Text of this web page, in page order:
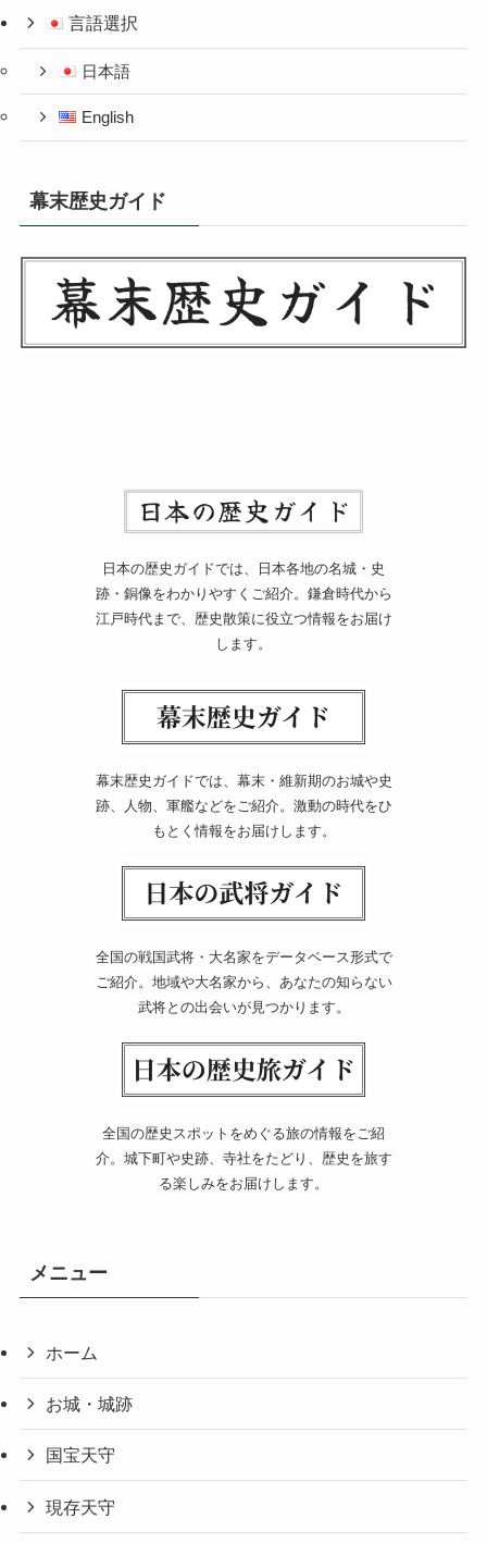
言語選択
日本語
English
幕末歴史ガイド
日本の歴史ガイドでは、日本各地の名城・史
跡・銅像をわかりやすくご紹介。鎌倉時代から
江戸時代まで、歴史散策に役立つ情報をお届け
します。
幕末歴史ガイドでは、幕末・維新期のお城や史
跡、人物、軍艦などをご紹介。激動の時代をひ
もとく情報をお届けします。
全国の戦国武将・大名家をデータベース形式で
ご紹介。地域や大名家から、あなたの知らない
武将との出会いが見つかります。
全国の歴史スポットをめぐる旅の情報をご紹
介。城下町や史跡、寺社をたどり、歴史を旅す
る楽しみをお届けします。
メニュー
ホーム
お城・城跡
国宝天守
現存天守